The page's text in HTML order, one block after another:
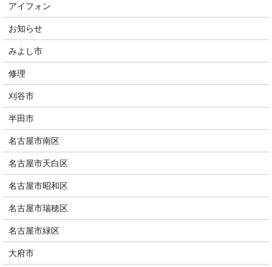
アイフォン
お知らせ
みよし市
修理
刈谷市
半田市
名古屋市南区
名古屋市天白区
名古屋市昭和区
名古屋市瑞穂区
名古屋市緑区
大府市